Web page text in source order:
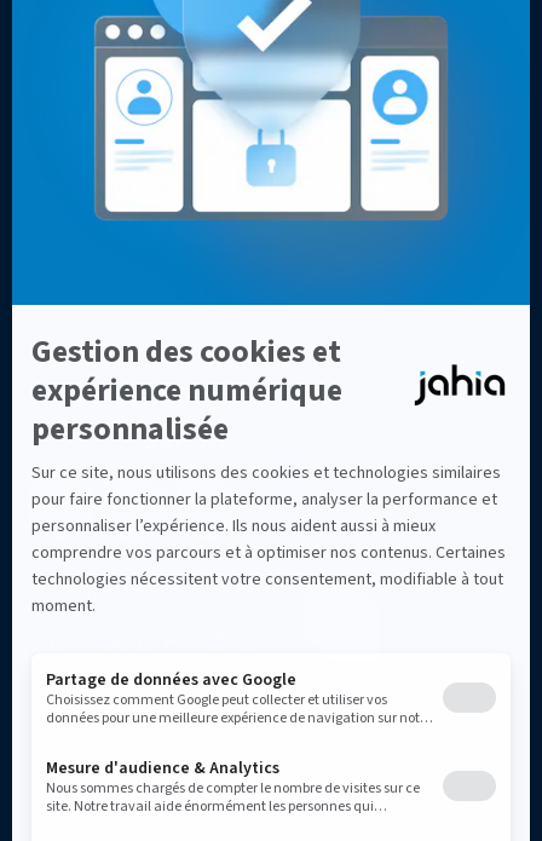
Ressources
Cas clients
Livres blancs, vidéos & autres
Entreprise
Contact
Pourquoi les développeurs
choisissent Jahia ?
Pourquoi choisir Jahia ?
À propos
Intégrations
personnalisation
Comparaisons
Top 7 des alternatives à
2026
Meilleures alternatives à
Drupal en 2026 : CMS et DXP
d'entreprise comparés